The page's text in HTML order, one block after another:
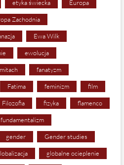
etyka świecka Europa
Zachodnia
Ewa Wilk
ewolucja
fanatyzm
Fatima feminizm film
Filozofia fizyka flamenco
fundamentalizm
gender Gender studies
globalne ocieplenie